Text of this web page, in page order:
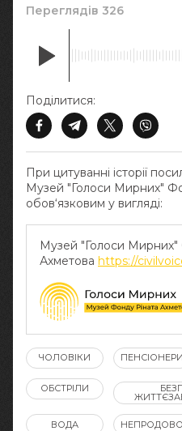
Переглядів 326
При цитуванні історії
Музей "Голоси Мирних"
обов‘язковим у вигляді:
Музей "Голоси Мирних"
Ахметова https://
Поділитися:
ЧОЛОВІКИ ПЕНСІОНЕРИ
ОБСТРІЛИ
ВОДА